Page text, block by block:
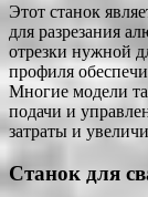
Этот станок
для разрезания
отрезки нужной
профиля
Многие модели
подачи и
затраты и
Станок для